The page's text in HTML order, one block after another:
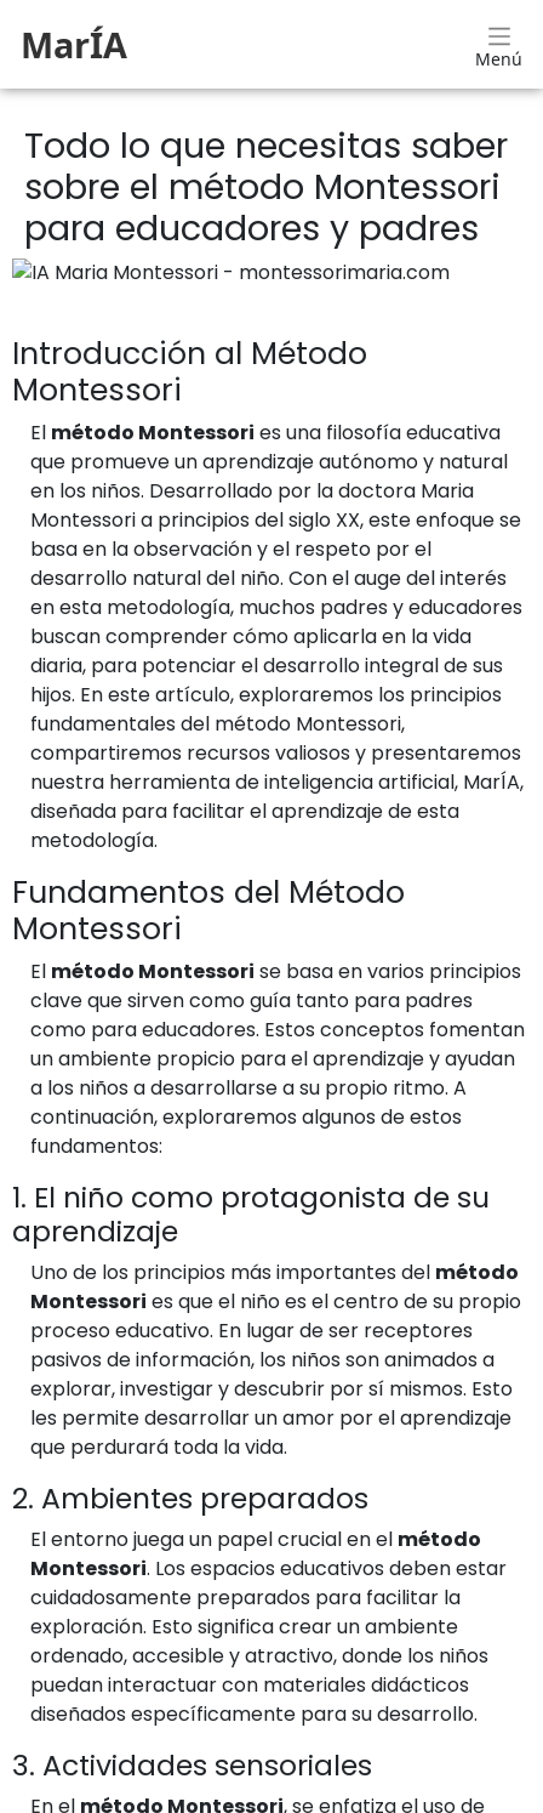
MarÍA Menú
Todo lo que necesitas saber
sobre el método Montessori
para educadores y padres
Introducción al Método
Montessori
El método Montessori es una filosofía educativa
que promueve un aprendizaje autónomo y natural
en los niños. Desarrollado por la doctora Maria
Montessori a principios del siglo XX, este enfoque se
basa en la observación y el respeto por el
desarrollo natural del niño. Con el auge del interés
en esta metodología, muchos padres y educadores
buscan comprender cómo aplicarla en la vida
diaria, para potenciar el desarrollo integral de sus
hijos. En este artículo, exploraremos los principios
fundamentales del método Montessori,
compartiremos recursos valiosos y presentaremos
nuestra herramienta de inteligencia artificial, MarÍA,
diseñada para facilitar el aprendizaje de esta
metodología.
Fundamentos del Método
Montessori
El método Montessori se basa en varios principios
clave que sirven como guía tanto para padres
como para educadores. Estos conceptos fomentan
un ambiente propicio para el aprendizaje y ayudan
a los niños a desarrollarse a su propio ritmo. A
continuación, exploraremos algunos de estos
fundamentos:
1. El niño como protagonista de su
aprendizaje
Uno de los principios más importantes del método
Montessori es que el niño es el centro de su propio
proceso educativo. En lugar de ser receptores
pasivos de información, los niños son animados a
explorar, investigar y descubrir por sí mismos. Esto
les permite desarrollar un amor por el aprendizaje
que perdurará toda la vida.
2. Ambientes preparados
El entorno juega un papel crucial en el método
Montessori. Los espacios educativos deben estar
cuidadosamente preparados para facilitar la
exploración. Esto significa crear un ambiente
ordenado, accesible y atractivo, donde los niños
puedan interactuar con materiales didácticos
diseñados específicamente para su desarrollo.
3. Actividades sensoriales
En el método Montessori, se enfatiza el uso de